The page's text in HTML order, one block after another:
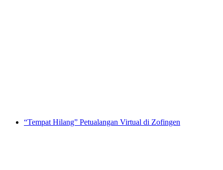
“Tempat Hilang” Petualangan Virtual di Zofingen